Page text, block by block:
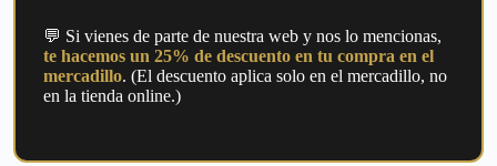
💬 Si vienes de parte de nuestra web y nos lo mencionas,
te hacemos un 25% de descuento en tu compra en el
mercadillo. (El descuento aplica solo en el mercadillo, no
en la tienda online.)